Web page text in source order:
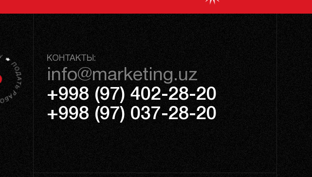
КОНТАКТЫ:
info@marketing.uz
+998 (97) 402-28-20
+998 (97) 037-28-20